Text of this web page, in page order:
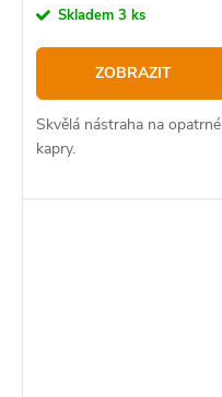
cena:Skladem 3 ks
ZOBRAZIT
Skvělá nástraha na opatrné
kapry.